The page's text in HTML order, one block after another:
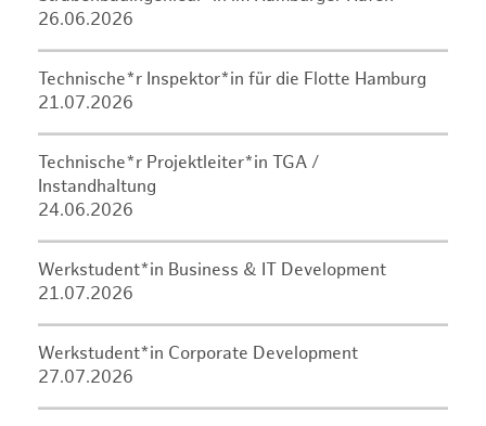
26.06.2026
Technische*r Inspektor*in für die Flotte Hamburg
21.07.2026
Technische*r Projektleiter*in TGA /
Instandhaltung
24.06.2026
Werkstudent*in Business & IT Development
21.07.2026
Werkstudent*in Corporate Development
27.07.2026